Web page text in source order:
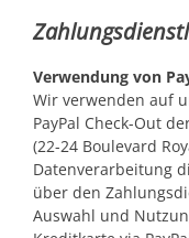
Verwendung von
Wir verwenden auf
PayPal Check-Out
(22-24 Boulevard
Datenverarbeitung
über den
Auswahl und